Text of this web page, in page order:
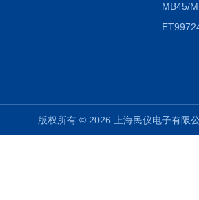
版权所有 © 2026 上海民仪电子有